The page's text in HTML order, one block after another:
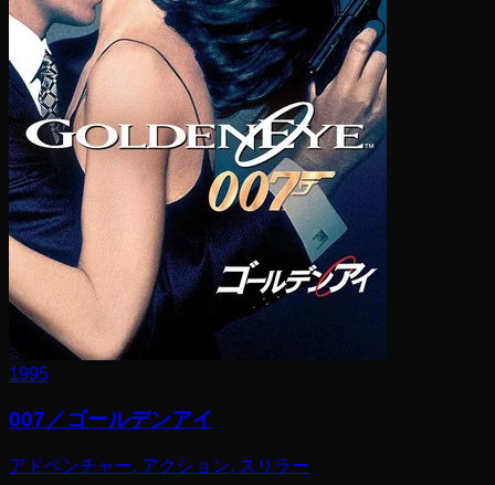
1995
007／ゴールデンアイ
アドベンチャー, アクション, スリラー